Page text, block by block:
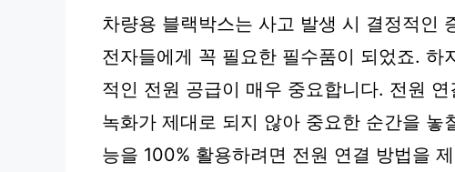
차량용 블랙박스는 사고 발생 시 결정적인
전자들에게 꼭 필요한 필수품이 되었죠. 하
적인 전원 공급이 매우 중요합니다. 전원
녹화가 제대로 되지 않아 중요한 순간을 놓
능을 100% 활용하려면 전원 연결 방법을